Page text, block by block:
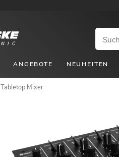
ANGEBOTE NEUHEITEN
Tabletop Mixer